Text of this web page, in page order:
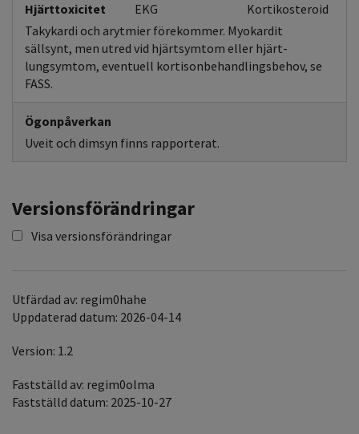
Hjärttoxicitet EKG
Kortikosteroid
Takykardi och arytmier förekommer. Myokardit
sällsynt, men utred vid hjärtsymtom eller hjärt-
lungsymtom, eventuell kortisonbehandlingsbehov, se
FASS.
Ögonpåverkan
Uveit och dimsyn finns rapporterat.
Versionsförändringar
Visa versionsförändringar
Utfärdad av: regim0hahe
Uppdaterad datum: 2026-04-14
Version: 1.2
Fastställd av: regim0olma
Fastställd datum: 2025-10-27